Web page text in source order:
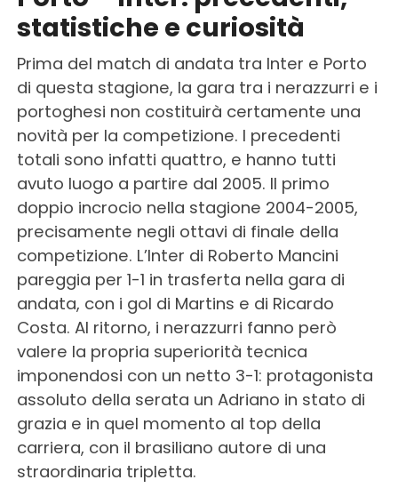
statistiche e curiosità
Prima del match di andata tra Inter e Porto
di questa stagione, la gara tra i nerazzurri e i
portoghesi non costituirà certamente una
novità per la competizione. I precedenti
totali sono infatti quattro, e hanno tutti
avuto luogo a partire dal 2005. Il primo
doppio incrocio nella stagione 2004-2005,
precisamente negli ottavi di finale della
competizione. L’Inter di Roberto Mancini
pareggia per 1-1 in trasferta nella gara di
andata, con i gol di Martins e di Ricardo
Costa. Al ritorno, i nerazzurri fanno però
valere la propria superiorità tecnica
imponendosi con un netto 3-1: protagonista
assoluto della serata un Adriano in stato di
grazia e in quel momento al top della
carriera, con il brasiliano autore di una
straordinaria tripletta.